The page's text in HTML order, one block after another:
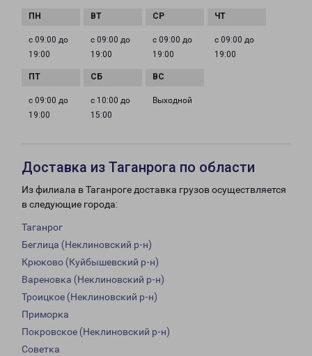
с 09:00 до
19:00
с 09:00 до
19:00
с 09:00 до
19:00
с 09:00 до
19:00
с 09:00 до
19:00
с 10:00 до
15:00
Выходной
Доставка из Таганрога по области
Из филиала в Таганроге доставка грузов осуществляется
в следующие города:
Таганрог
Беглица (Неклиновский р-н)
Крюково (Куйбышевский р-н)
Вареновка (Неклиновский р-н)
Троицкое (Неклиновский р-н)
Приморка
Покровское (Неклиновский р-н)
Советка